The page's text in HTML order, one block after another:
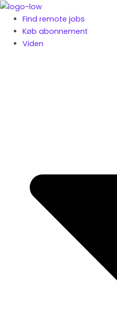
Gå
indholdet
Find remote jobs
Køb abonnement
Viden